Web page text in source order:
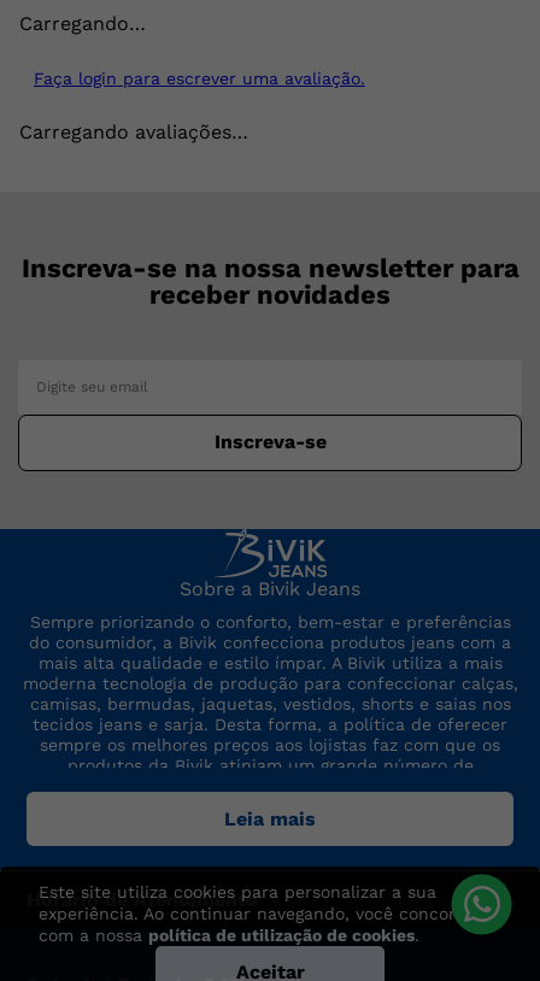
Este site utiliza cookies para personalizar a sua
experiência. Ao continuar navegando, você concorda
com a nossa política de utilização de cookies.
Aceitar
Carregando…
Faça login para escrever uma avaliação.
Carregando avaliações…
Inscreva-se na nossa newsletter para
receber novidades
Inscreva-se
Sobre a Bivik Jeans
Sempre priorizando o conforto, bem-estar e preferências
do consumidor, a Bivik confecciona produtos jeans com a
mais alta qualidade e estilo ímpar. A Bivik utiliza a mais
moderna tecnologia de produção para confeccionar calças,
camisas, bermudas, jaquetas, vestidos, shorts e saias nos
tecidos jeans e sarja. Desta forma, a política de oferecer
sempre os melhores preços aos lojistas faz com que os
produtos da Bivik atinjam um grande número de
qualidade e modelo altamente competitivos.
Leia mais
Horário de Atendimento